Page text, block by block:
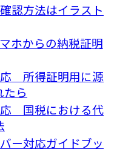
認方法はイラスト
ホからの納税証明
所得証明用に源
ら
国税における代
ー対応ガイドブッ